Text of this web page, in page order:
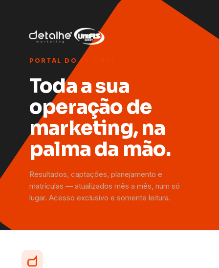
PORTAL DO CLIENTE
Toda a sua
operação de
marketing, na
palma da mão.
Resultados, captações, planejamento e
matrículas — atualizados mês a mês, num só
lugar. Acesso exclusivo e somente leitura.